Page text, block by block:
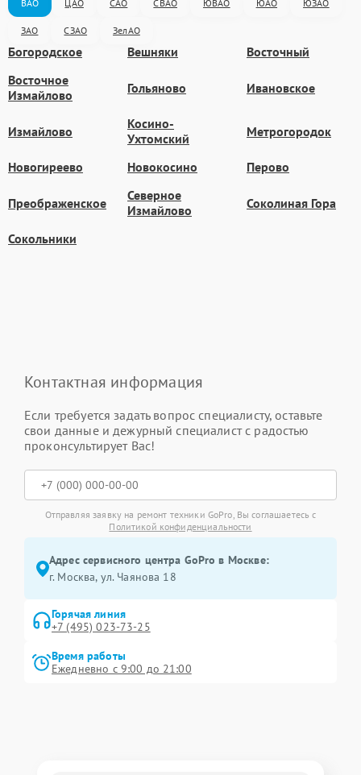
ВАО ЦАО САО СВАО ЮВАО ЮАО ЮЗАО
ЗАО СЗАО ЗелАО
Богородское Вешняки
Восточный
Восточное
Измайлово
Гольяново Ивановское
Измайлово
Косино-
Ухтомский
Метрогородок
Новогиреево Новокосино Перово
Преображенское
Северное
Измайлово
Соколиная Гора
Сокольники
Контактная информация
Если требуется задать вопрос специалисту, оставьте
свои данные и дежурный специалист с радостью
проконсультирует Вас!
Отправляя заявку на ремонт техники GoPro, Вы соглашаетесь с
Политикой конфиденциальности
Адрес сервисного центра GoPro в Москве:
г. Москва, ул. Чаянова 18
Горячая линия
+7 (495) 023-73-25
Время работы
Ежедневно с 9:00 до 21:00